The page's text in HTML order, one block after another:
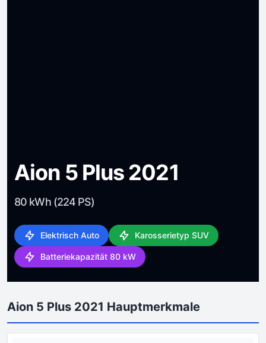
Aion 5 Plus 2021
80 kWh (224 PS)
Elektrisch Auto Karosserietyp SUV
Batteriekapazität 80 kW
Aion 5 Plus 2021 Hauptmerkmale